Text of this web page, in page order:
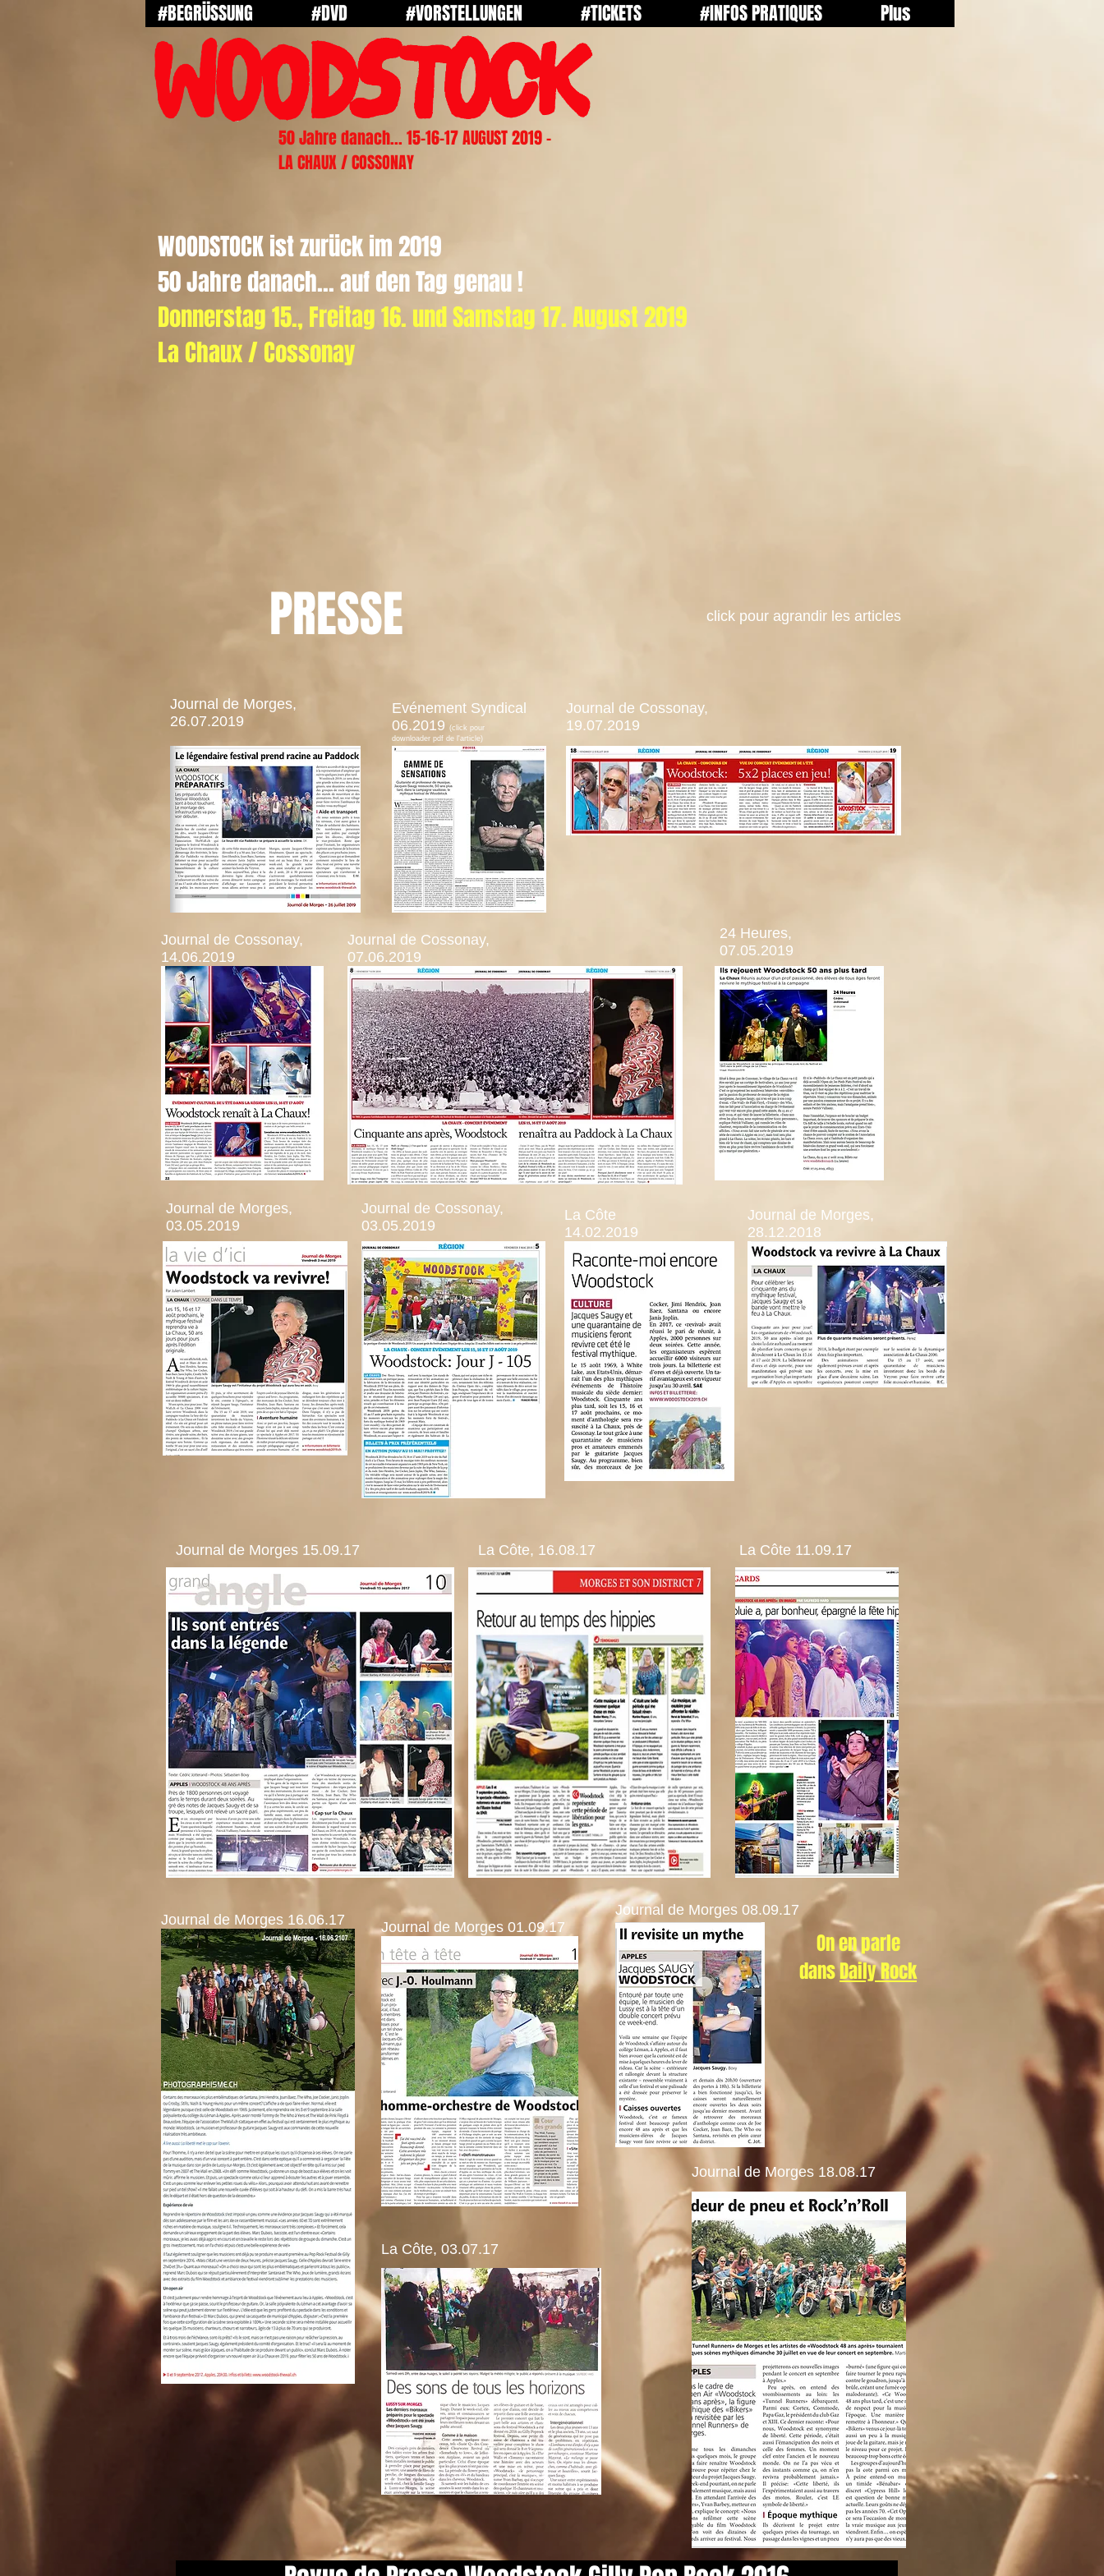
#BEGRÜSSUNG #DVD #VORSTELLUNGEN #TICKETS #INFOS PRATIQUES Plus
50 Jahre danach... 15-16-17 AUGUST 2019 -
LA CHAUX / COSSONAY
WOODSTOCK ist zurück im 2019
50 Jahre danach... auf den Tag genau !
Donnerstag 15., Freitag 16. und Samstag 17. August 2019
La Chaux / Cossonay
PRESSE click pour agrandir les articles
Journal de Morges,
26.07.2019
Evénement Syndical
06.2019 (click pour
downloader pdf de l'article)
Journal de Cossonay,
19.07.2019
Journal de Cossonay,
14.06.2019
Journal de Cossonay,
07.06.2019
24 Heures,
07.05.2019
Journal de Morges,
03.05.2019
Journal de Cossonay,
03.05.2019
La Côte
14.02.2019
Journal de Morges,
28.12.2018
Journal de Morges 15.09.17 La Côte, 16.08.17 La Côte 11.09.17
La Côte, 03.07.17
Journal de Morges 16.06.17
Journal de Morges 18.08.17
Journal de Morges 01.09.17
Journal de Morges 08.09.17
On en parle
dansDaily Rock